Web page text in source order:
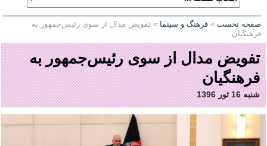
صفحه نخست » فرهنگ و سینما » تفویض مدال از سوی رئیس‌جمهور به
فرهنگیان
تفویض مدال از سوی رئیس‌جمهور به
فرهنگیان
شنبه 16 ثور 1396